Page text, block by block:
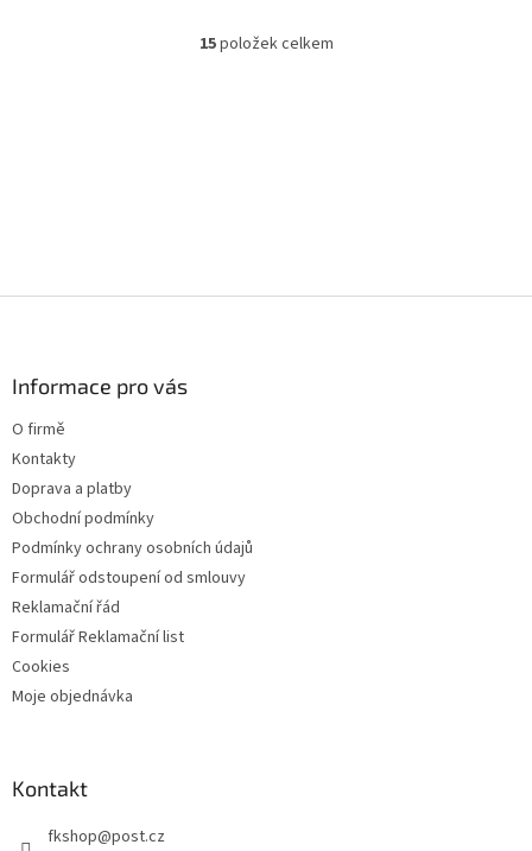
O
k
15položek celkem
Informace pro vás
O firmě
Kontakty
Doprava a platby
Obchodní podmínky
Podmínky ochrany osobních údajů
Formulář odstoupení od smlouvy
Reklamační řád
Formulář Reklamační list
Cookies
Moje objednávka
Kontakt
fkshop@post.cz